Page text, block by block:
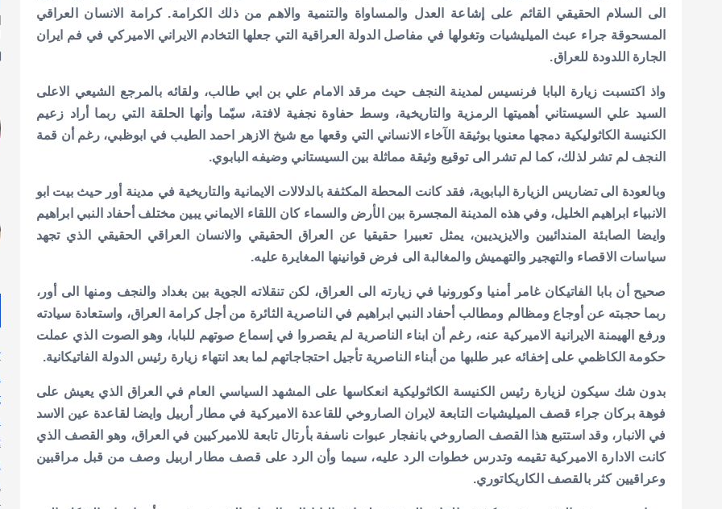
الى السلام الحقيقي القائم على إشاعة العدل والمساواة والتنمية والاهم من ذلك الكرامة. كرامة الانسان العراقي
المسحوقة جراء عبث الميليشيات وتغولها في مفاصل الدولة العراقية التي جعلها التخادم الايراني الاميركي في فم ايران
الجارة اللدودة للعراق.
واذ اكتسبت زيارة البابا فرنسيس لمدينة النجف حيث مرقد الامام علي بن ابي طالب، ولقائه بالمرجع الشيعي الاعلى
السيد علي السيستاني أهميتها الرمزية والتاريخية، وسط حفاوة نجفية لافتة، سيّما وأنها الحلقة التي ربما أراد زعيم
الكنيسة الكاثوليكية دمجها معنويا بوثيقة الآخاء الانساني التي وقعها مع شيخ الازهر احمد الطيب في ابوظبي، رغم أن قمة
النجف لم تشر لذلك، كما لم تشر الى توقيع وثيقة مماثلة بين السيستاني وضيفه البابوي.
وبالعودة الى تضاريس الزيارة البابوية، فقد كانت المحطة المكثفة بالدلالات الايمانية والتاريخية في مدينة أور حيث بيت ابو
الانبياء ابراهيم الخليل، وفي هذه المدينة المجسرة بين الأرض والسماء كان اللقاء الايماني يبين مختلف أحفاد النبي ابراهيم
وايضا الصابئة المندائيين والايزيديين، يمثل تعبيرا حقيقيا عن العراق الحقيقي والانسان العراقي الحقيقي الذي تجهد
سياسات الاقصاء والتهجير والتهميش والمغالبة الى فرض قوانينها المغايرة عليه.
صحيح أن بابا الفاتيكان غامر أمنيا وكورونيا في زيارته الى العراق، لكن تنقلاته الجوية بين بغداد والنجف ومنها الى أور،
ربما حجبته عن أوجاع ومظالم ومطالب أحفاد النبي ابراهيم في الناصرية الثائرة من أجل كرامة العراق، واستعادة سيادته
ورفع الهيمنة الايرانية الاميركية عنه، رغم أن ابناء الناصرية لم يقصروا في إسماع صوتهم للبابا، وهو الصوت الذي عملت
حكومة الكاظمي على إخفائه عبر طلبها من أبناء الناصرية تأجيل احتجاجاتهم لما بعد انتهاء زيارة رئيس الدولة الفاتيكانية.
بدون شك سيكون لزيارة رئيس الكنيسة الكاثوليكية انعكاسها على المشهد السياسي العام في العراق الذي يعيش على
فوهة بركان جراء قصف الميليشيات التابعة لايران الصاروخي للقاعدة الاميركية في مطار أربيل وايضا لقاعدة عين الاسد
في الانبار، وقد استتبع هذا القصف الصاروخي بانفجار عبوات ناسفة بأرتال تابعة للاميركيين في العراق، وهو القصف الذي
كانت الادارة الاميركية تقيمه وتدرس خطوات الرد عليه، سيما وأن الرد على قصف مطار اربيل وصف من قبل مراقبين
وعراقيين كثر بالقصف الكاريكاتوري.